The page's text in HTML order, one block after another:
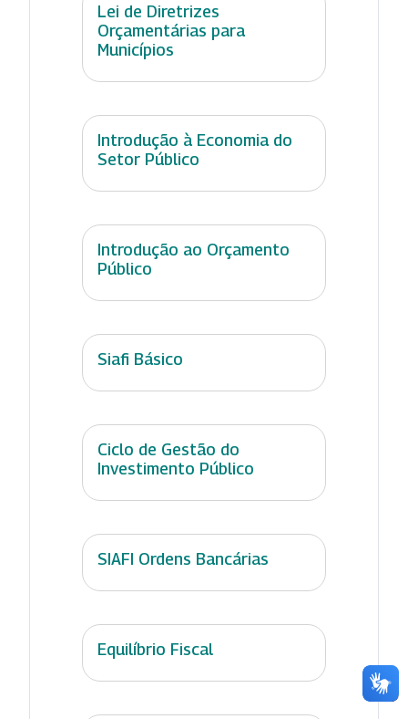
Lei de Diretrizes
Orçamentárias para
Municípios
Introdução à Economia do
Setor Público
Introdução ao Orçamento
Público
Siafi Básico
Ciclo de Gestão do
Investimento Público
SIAFI Ordens Bancárias
Equilíbrio Fiscal